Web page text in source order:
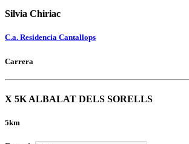
Silvia Chiriac
C.a. Residencia Cantallops
Carrera
X 5K ALBALAT DELS SORELLS
5km